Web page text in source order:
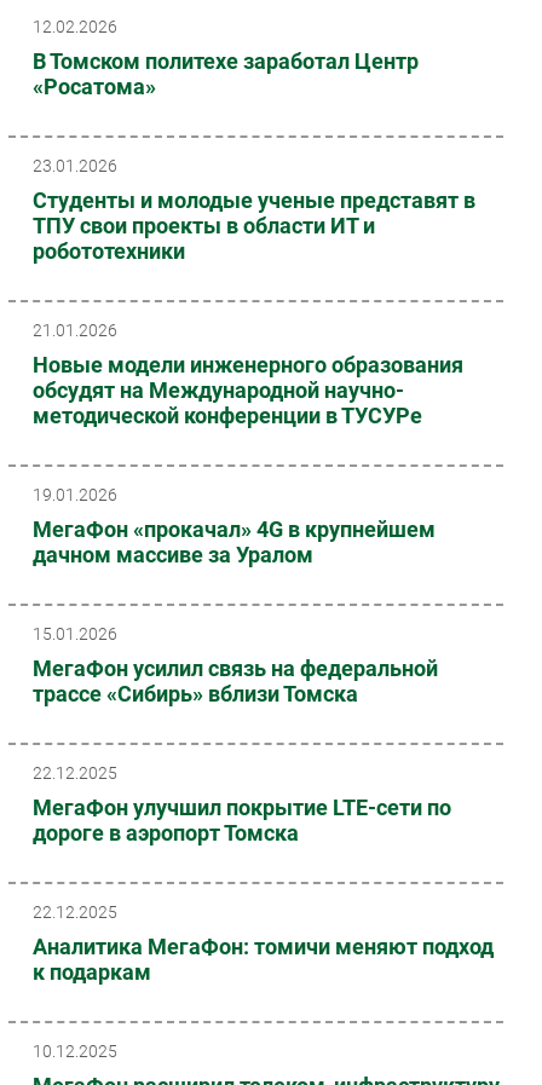
12.02.2026
В Томском политехе заработал Центр
«Росатома»
23.01.2026
Студенты и молодые ученые представят в
ТПУ свои проекты в области ИТ и
робототехники
21.01.2026
Новые модели инженерного образования
обсудят на Международной научно-
методической конференции в ТУСУРе
19.01.2026
МегаФон «прокачал» 4G в крупнейшем
дачном массиве за Уралом
15.01.2026
МегаФон усилил связь на федеральной
трассе «Сибирь» вблизи Томска
22.12.2025
МегаФон улучшил покрытие LTE-сети по
дороге в аэропорт Томска
22.12.2025
Аналитика МегаФон: томичи меняют подход
к подаркам
10.12.2025